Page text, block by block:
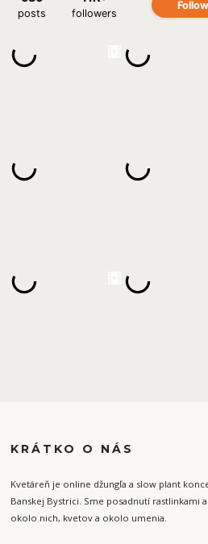
KRÁTKO O NÁS
Kvetáreň je online džungľa a slow plant
Banskej Bystrici. Sme posadnutí rastlinkami
okolo nich, kvetov a okolo umenia.